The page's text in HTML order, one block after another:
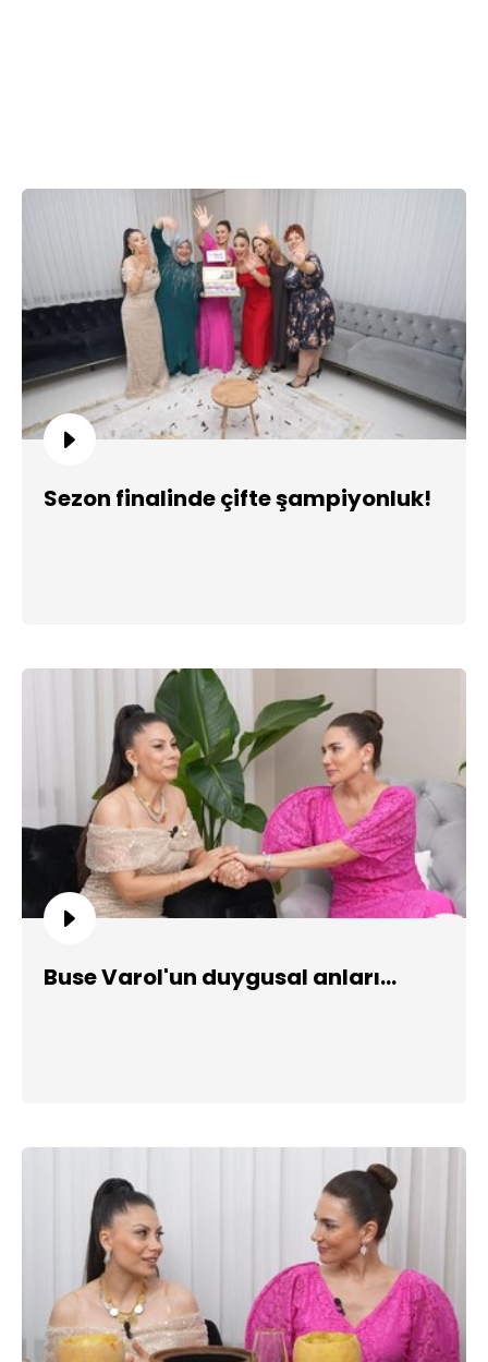
Sezon finalinde çifte şampiyonluk!
Buse Varol'un duygusal anları...